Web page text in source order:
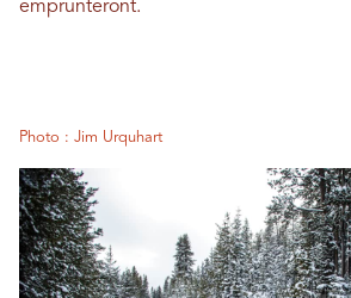
emprunteront.
Photo : Jim Urquhart